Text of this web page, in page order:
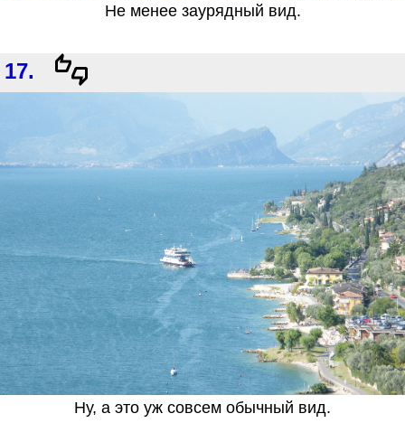
Не менее заурядный вид.
17.
Ну, а это уж совсем обычный вид.